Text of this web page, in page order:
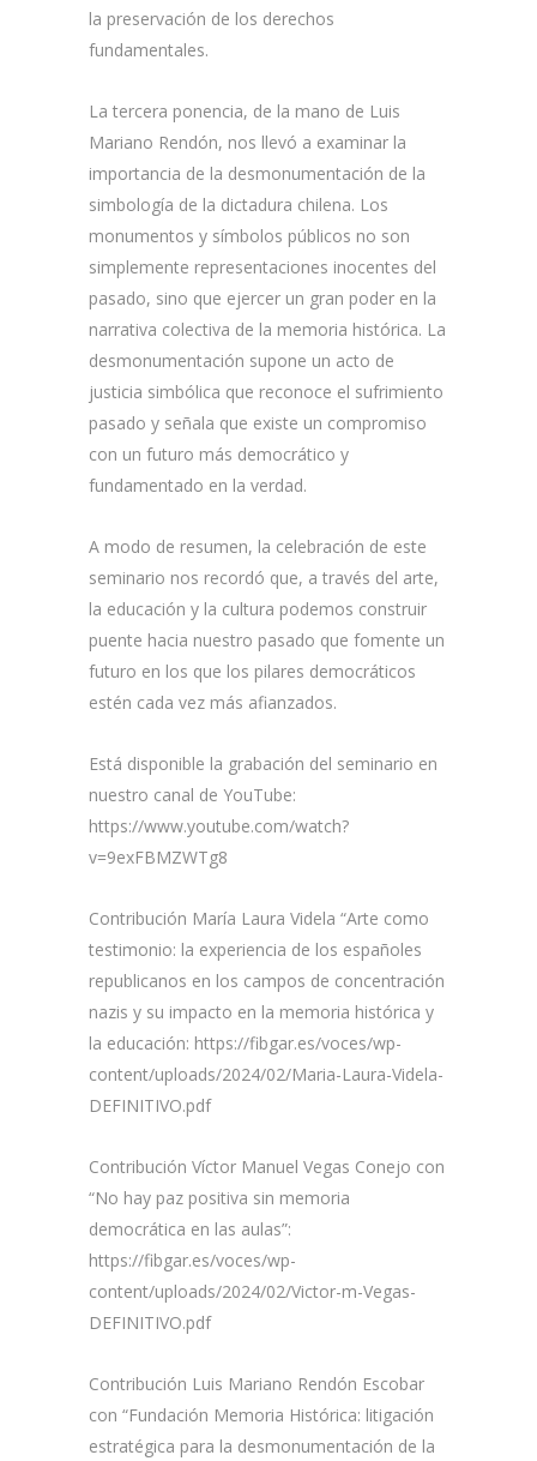
la preservación de los derechos
fundamentales.
La tercera ponencia, de la mano de Luis
Mariano Rendón, nos llevó a examinar la
importancia de la desmonumentación de la
simbología de la dictadura chilena. Los
monumentos y símbolos públicos no son
simplemente representaciones inocentes del
pasado, sino que ejercer un gran poder en la
narrativa colectiva de la memoria histórica. La
desmonumentación supone un acto de
justicia simbólica que reconoce el sufrimiento
pasado y señala que existe un compromiso
con un futuro más democrático y
fundamentado en la verdad.
A modo de resumen, la celebración de este
seminario nos recordó que, a través del arte,
la educación y la cultura podemos construir
puente hacia nuestro pasado que fomente un
futuro en los que los pilares democráticos
estén cada vez más afianzados.
Está disponible la grabación del seminario en
nuestro canal de YouTube:
https://www.youtube.com/watch?
v=9exFBMZWTg8
Contribución María Laura Videla “Arte como
testimonio: la experiencia de los españoles
republicanos en los campos de concentración
nazis y su impacto en la memoria histórica y
la educación: https://fibgar.es/voces/wp-
content/uploads/2024/02/Maria-Laura-Videla-
DEFINITIVO.pdf
Contribución Víctor Manuel Vegas Conejo con
“No hay paz positiva sin memoria
democrática en las aulas”:
https://fibgar.es/voces/wp-
content/uploads/2024/02/Victor-m-Vegas-
DEFINITIVO.pdf
Contribución Luis Mariano Rendón Escobar
con “Fundación Memoria Histórica: litigación
estratégica para la desmonumentación de la